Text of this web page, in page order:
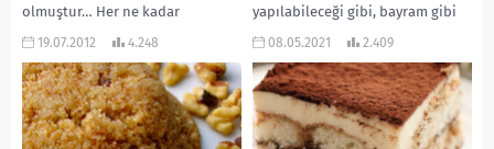
olmuştur… Her ne kadar
çocukluğumda pek aram olmasa
19.07.2012 4.248
yapılabileceği gibi, bayram gibi
özel günlere de...
08.05.2021 2.409